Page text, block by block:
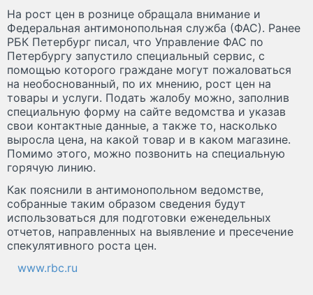
На рост цен в рознице обращала внимание и
Федеральная антимонопольная служба (ФАС). Ранее
РБК Петербург писал, что Управление ФАС по
Петербургу запустило специальный сервис, с
помощью которого граждане могут пожаловаться
на необоснованный, по их мнению, рост цен на
товары и услуги. Подать жалобу можно, заполнив
специальную форму на сайте ведомства и указав
свои контактные данные, а также то, насколько
выросла цена, на какой товар и в каком магазине.
Помимо этого, можно позвонить на специальную
горячую линию.
Как пояснили в антимонопольном ведомстве,
собранные таким образом сведения будут
использоваться для подготовки еженедельных
отчетов, направленных на выявление и пресечение
спекулятивного роста цен.
www.rbc.ru